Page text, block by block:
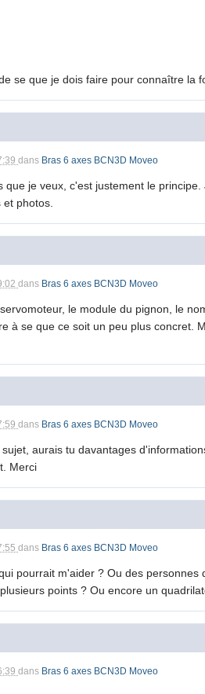
se que je dois faire pour connaître la
dans Bras 6 axes BCN3D Moveo
que je veux, c'est justement le
photos.
dans Bras 6 axes BCN3D Moveo
le module du pignon, le
à se que ce soit un peu plus
dans Bras 6 axes BCN3D Moveo
aurais tu davantages
Merci
dans Bras 6 axes BCN3D Moveo
pourrait m'aider ? Ou des
points ? Ou encore un
dans Bras 6 axes BCN3D Moveo